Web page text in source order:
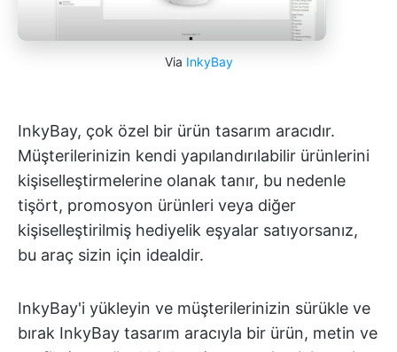
Via InkyBay
InkyBay, çok özel bir ürün tasarım aracıdır.
Müşterilerinizin kendi yapılandırılabilir ürünlerini
kişiselleştirmelerine olanak tanır, bu nedenle
tişört, promosyon ürünleri veya diğer
kişiselleştirilmiş hediyelik eşyalar satıyorsanız,
bu araç sizin için idealdir.
InkyBay'i yükleyin ve müşterilerinizin sürükle ve
bırak InkyBay tasarım aracıyla bir ürün, metin ve